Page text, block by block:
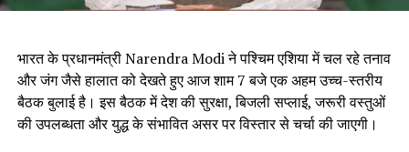
भारत के प्रधानमंत्री Narendra Modi ने पश्चिम एशिया में चल रहे तनाव
और जंग जैसे हालात को देखते हुए आज शाम 7 बजे एक अहम उच्च-स्तरीय
बैठक बुलाई है। इस बैठक में देश की सुरक्षा, बिजली सप्लाई, जरूरी वस्तुओं
की उपलब्धता और युद्ध के संभावित असर पर विस्तार से चर्चा की जाएगी।